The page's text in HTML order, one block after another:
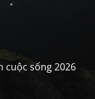
cuộc sống 2026